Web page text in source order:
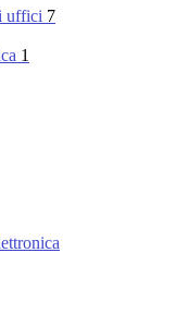
uffici 7
1